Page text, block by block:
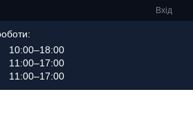
Вхід
10:00–18:00
11:00–17:00
11:00–17:00